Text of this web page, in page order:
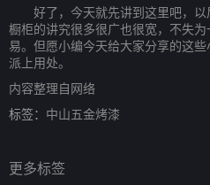
好了，今天就先讲到这里吧，以
橱柜的讲究很多很广也很宽，不失
易。但愿小编今天给大家分享的这
派上用处。
内容整理自网络
标签： 中山五金烤漆
更多标签